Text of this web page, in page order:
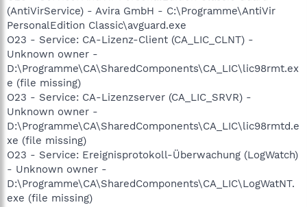
(AntiVirService) - Avira GmbH - C:\Programme\AntiVir
PersonalEdition Classic\avguard.exe
O23 - Service: CA-Lizenz-Client (CA_LIC_CLNT) -
Unknown owner -
D:\Programme\CA\SharedComponents\CA_LIC\lic98rmt.ex
e (file missing)
O23 - Service: CA-Lizenzserver (CA_LIC_SRVR) -
Unknown owner -
D:\Programme\CA\SharedComponents\CA_LIC\lic98rmtd.e
xe (file missing)
O23 - Service: Ereignisprotokoll-Überwachung (LogWatch)
- Unknown owner -
D:\Programme\CA\SharedComponents\CA_LIC\LogWatNT.
exe (file missing)